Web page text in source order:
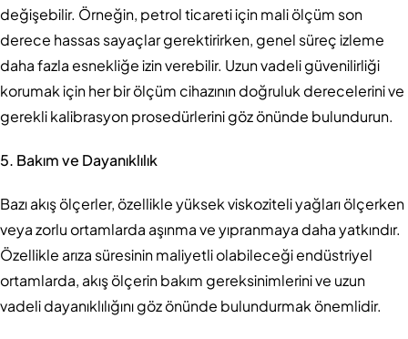
değişebilir. Örneğin, petrol ticareti için mali ölçüm son
derece hassas sayaçlar gerektirirken, genel süreç izleme
daha fazla esnekliğe izin verebilir. Uzun vadeli güvenilirliği
korumak için her bir ölçüm cihazının doğruluk derecelerini ve
gerekli kalibrasyon prosedürlerini göz önünde bulundurun.
5. Bakım ve Dayanıklılık
Bazı akış ölçerler, özellikle yüksek viskoziteli yağları ölçerken
veya zorlu ortamlarda aşınma ve yıpranmaya daha yatkındır.
Özellikle arıza süresinin maliyetli olabileceği endüstriyel
ortamlarda, akış ölçerin bakım gereksinimlerini ve uzun
vadeli dayanıklılığını göz önünde bulundurmak önemlidir.